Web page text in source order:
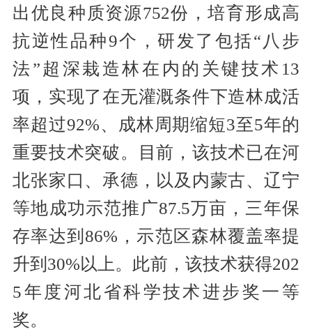
出优良种质资源752份，培育形成高
抗逆性品种9个，研发了包括“八步
法”超深栽造林在内的关键技术13
项，实现了在无灌溉条件下造林成活
率超过92%、成林周期缩短3至5年的
重要技术突破。目前，该技术已在河
北张家口、承德，以及内蒙古、辽宁
等地成功示范推广87.5万亩，三年保
存率达到86%，示范区森林覆盖率提
升到30%以上。此前，该技术获得202
5年度河北省科学技术进步奖一等
奖。